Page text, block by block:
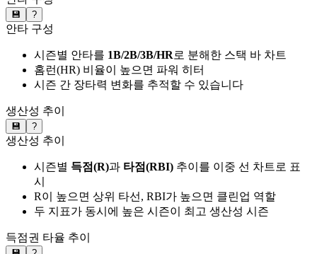
💾 ?
안타 구성
시즌별 안타를 1B/2B/3B/HR로 분해한 스택 바 차트
홈런(HR) 비율이 높으면 파워 히터
시즌 간 장타력 변화를 추적할 수 있습니다
생산성 추이
💾 ?
생산성 추이
시즌별 득점(R)과 타점(RBI) 추이를 이중 선 차트로 표
시
R이 높으면 상위 타선, RBI가 높으면 클린업 역할
두 지표가 동시에 높은 시즌이 최고 생산성 시즌
득점권 타율 추이